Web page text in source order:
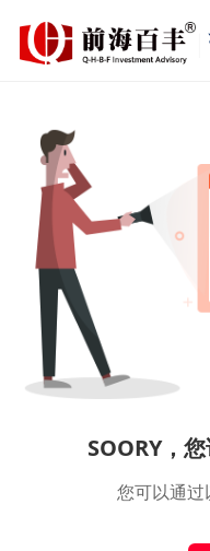
SOORY，
您可以通